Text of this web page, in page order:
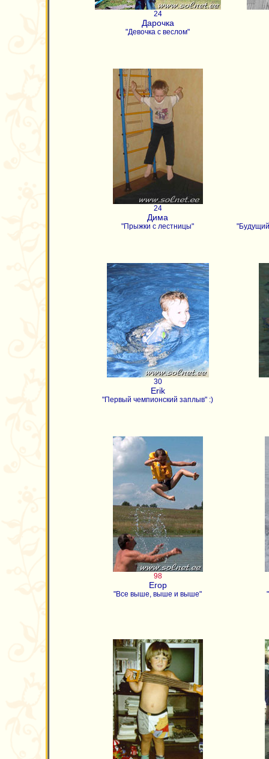
24
Дарочка
"Девочка с веслом"
24
Дима
"Прыжки с лестницы"
30
Erik
"Первый чемпионский заплыв" :)
98
Егор
"Все выше, выше и выше"